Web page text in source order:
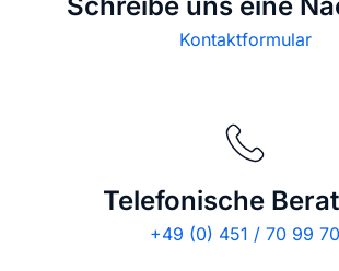
Kontaktformular
Telefonische
+49 (0) 451 / 70 99 70